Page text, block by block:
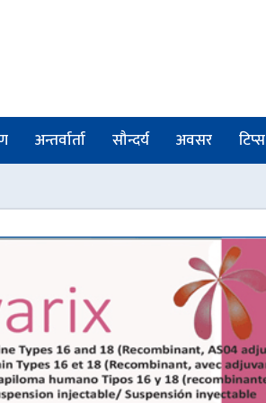
अन्तर्वार्ता सौन्दर्य अवसर टिप्स